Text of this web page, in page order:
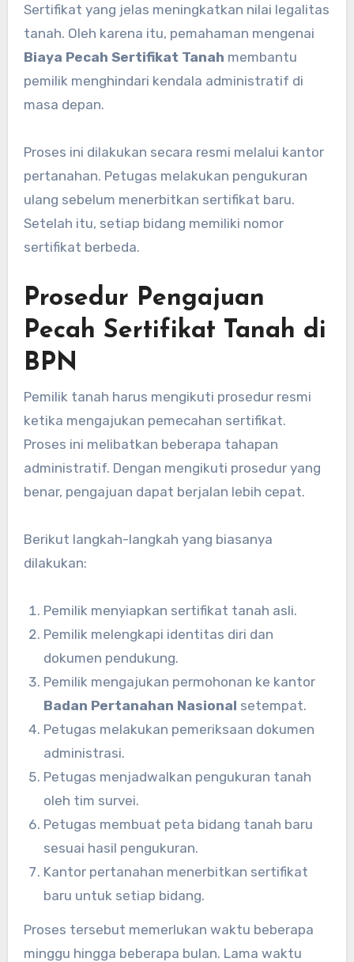
Sertifikat yang jelas meningkatkan nilai legalitas
tanah. Oleh karena itu, pemahaman mengenai
Biaya Pecah Sertifikat Tanah membantu
pemilik menghindari kendala administratif di
masa depan.
Proses ini dilakukan secara resmi melalui kantor
pertanahan. Petugas melakukan pengukuran
ulang sebelum menerbitkan sertifikat baru.
Setelah itu, setiap bidang memiliki nomor
sertifikat berbeda.
Prosedur Pengajuan
Pecah Sertifikat Tanah di
BPN
Pemilik tanah harus mengikuti prosedur resmi
ketika mengajukan pemecahan sertifikat.
Proses ini melibatkan beberapa tahapan
administratif. Dengan mengikuti prosedur yang
benar, pengajuan dapat berjalan lebih cepat.
Berikut langkah-langkah yang biasanya
dilakukan:
Pemilik menyiapkan sertifikat tanah asli.
Pemilik melengkapi identitas diri dan
dokumen pendukung.
Pemilik mengajukan permohonan ke kantor
Badan Pertanahan Nasional setempat.
Petugas melakukan pemeriksaan dokumen
administrasi.
Petugas menjadwalkan pengukuran tanah
oleh tim survei.
Petugas membuat peta bidang tanah baru
sesuai hasil pengukuran.
Kantor pertanahan menerbitkan sertifikat
baru untuk setiap bidang.
Proses tersebut memerlukan waktu beberapa
minggu hingga beberapa bulan. Lama waktu